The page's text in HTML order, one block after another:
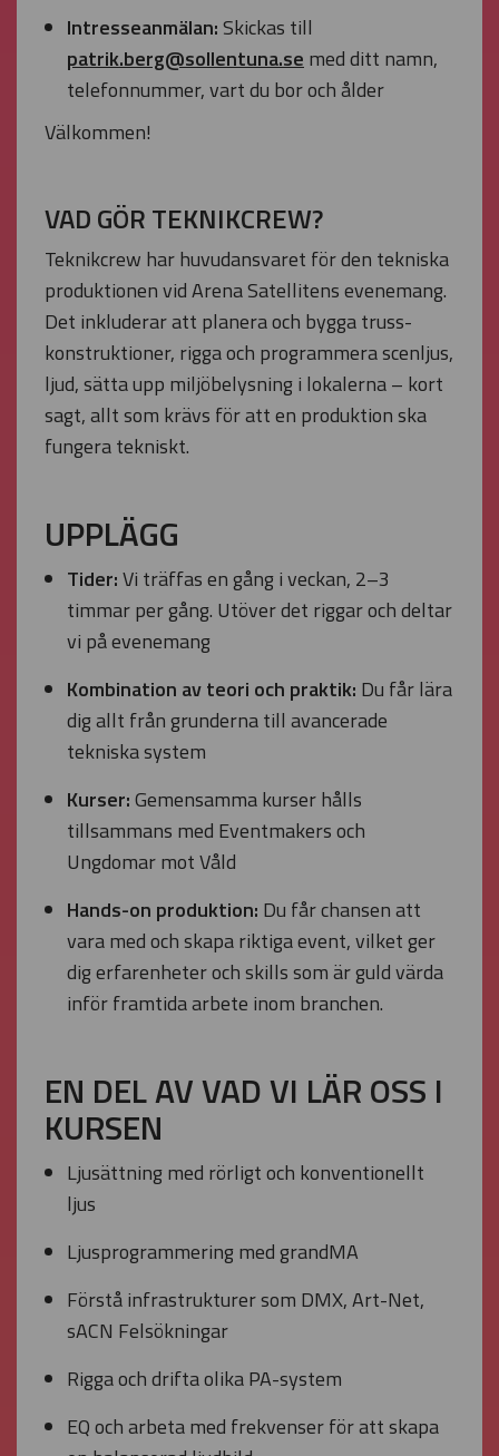
Intresseanmälan:Skickas till
patrik.berg@sollentuna.se med ditt namn,
telefonnummer, vart du bor och ålder
Välkommen!
VAD GÖR TEKNIKCREW?
Teknikcrew har huvudansvaret för den tekniska
produktionen vid Arena Satellitens evenemang.
Det inkluderar att planera och bygga truss-
konstruktioner, rigga och programmera scenljus,
ljud, sätta upp miljöbelysning i lokalerna – kort
sagt, allt som krävs för att en produktion ska
fungera tekniskt.
UPPLÄGG
Tider:Vi träffas en gång i veckan, 2–3
timmar per gång. Utöver det riggar och deltar
vi på evenemang
Kombination av teori och praktik: Du får lära
dig allt från grunderna till avancerade
tekniska system
Kurser:Gemensamma kurser hålls
tillsammans med Eventmakers och
Ungdomar mot Våld
Hands-on produktion: Du får chansen att
vara med och skapa riktiga event, vilket ger
dig erfarenheter och skills som är guld värda
inför framtida arbete inom branchen.
EN DEL AV VAD VI LÄR OSS I
KURSEN
Ljusättning med rörligt och konventionellt
ljus
Ljusprogrammering med grandMA
Förstå infrastrukturer som DMX, Art-Net,
sACN Felsökningar
Rigga och drifta olika PA-system
EQ och arbeta med frekvenser för att skapa